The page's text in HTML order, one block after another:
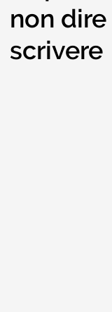
non
scrivere